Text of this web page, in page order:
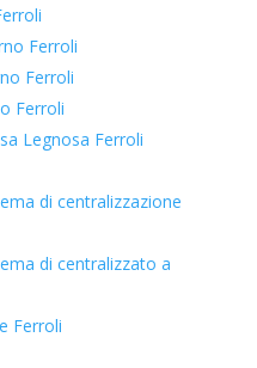
Ferroli
Ferroli
Ferroli
Legnosa Ferroli
di centralizzazione
di centralizzato a
Ferroli